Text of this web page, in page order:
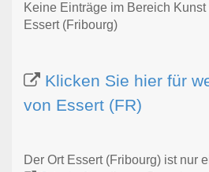
Keine Einträge im Bereich
Essert (Fribourg)
Klicken Sie hier für
von Essert (FR)
Der Ort Essert (Fribourg) ist nur